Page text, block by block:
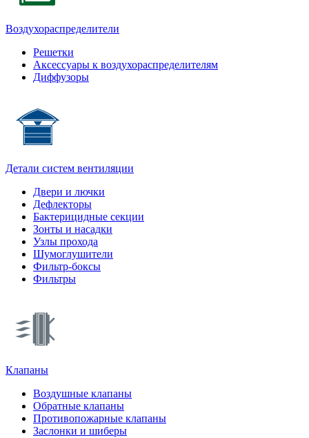
Воздухораспределители
Решетки
Аксессуары к воздухораспределителям
Диффузоры
Детали систем вентиляции
Двери и лючки
Дефлекторы
Бактерицидные секции
Зонты и насадки
Узлы прохода
Шумоглушители
Фильтр-боксы
Фильтры
Клапаны
Воздушные клапаны
Обратные клапаны
Противопожарные клапаны
Заслонки и шиберы